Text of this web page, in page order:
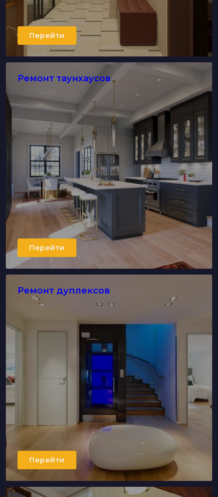
Перейти
Ремонт таунхаусов
Перейти
Ремонт дуплексов
Перейти